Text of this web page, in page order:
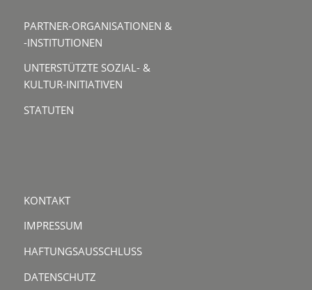
PARTNER-ORGANISATIONEN &
-INSTITUTIONEN
UNTERSTÜTZTE SOZIAL- &
KULTUR-INITIATIVEN
STATUTEN
KONTAKT
IMPRESSUM
HAFTUNGSAUSSCHLUSS
DATENSCHUTZ